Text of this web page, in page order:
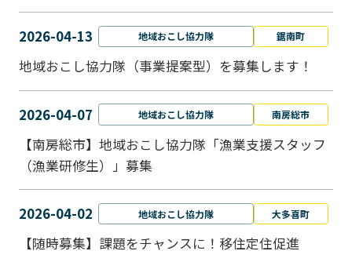
2026-04-13 地域おこし協力隊 鋸南町
地域おこし協力隊（事業提案型）を募集します！
2026-04-07 地域おこし協力隊 南房総市
【南房総市】地域おこし協力隊「漁業支援スタッフ
（漁業研修生）」募集
2026-04-02 地域おこし協力隊 大多喜町
【随時募集】課題をチャンスに！移住定住促進